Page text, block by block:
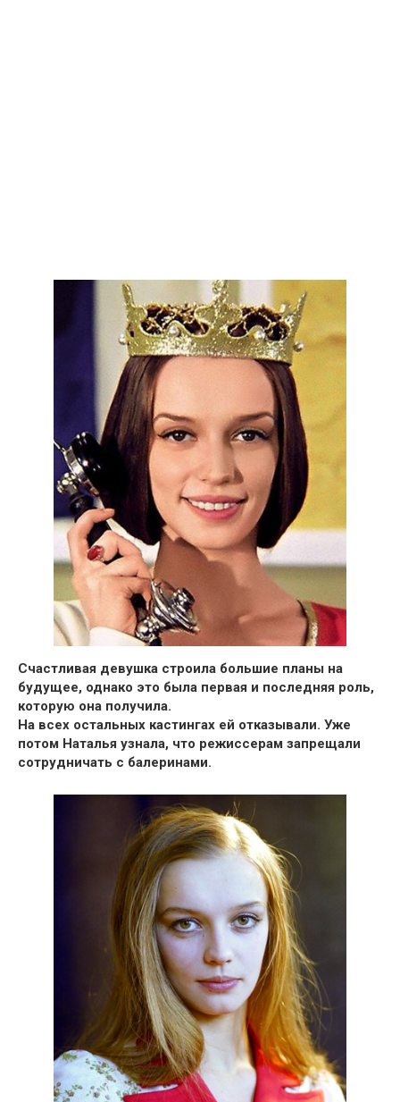
Счастливая девушка строила большие планы на
будущее, однако это была первая и последняя роль,
которую она получила.
На всех остальных кастингах ей отказывали. Уже
потом Наталья узнала, что режиссерам запрещали
сотрудничать с балеринами.